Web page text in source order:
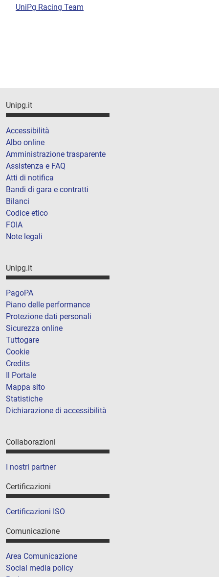
UniPg Racing Team
Unipg.it
Accessibilità
Albo online
Amministrazione trasparente
Assistenza e FAQ
Atti di notifica
Bandi di gara e contratti
Bilanci
Codice etico
FOIA
Note legali
Unipg.it
PagoPA
Piano delle performance
Protezione dati personali
Sicurezza online
Tuttogare
Cookie
Credits
Il Portale
Mappa sito
Statistiche
Dichiarazione di accessibilità
Collaborazioni
I nostri partner
Certificazioni
Certificazioni ISO
Comunicazione
Area Comunicazione
Social media policy